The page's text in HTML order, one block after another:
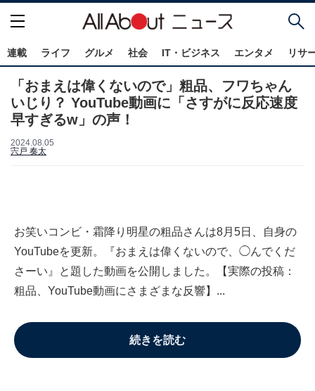
連載 ライフ グルメ 社会 IT・ビジネス エンタメ リサ
「おまえは偉くないので」粗品、フワちゃん
いじり？ YouTube動画に「さすがに反応速度
早すぎるw」の声！
2024.08.05
宍戸 奏太
お笑いコンビ・霜降り明星の粗品さんは8月5日、自身の
YouTubeを更新。『おまえは偉くないので、◯んでくだ
さーい』と題した動画を公開しました。【実際の投稿：
粗品、YouTube動画にさまざまな反響】...
続きを読む